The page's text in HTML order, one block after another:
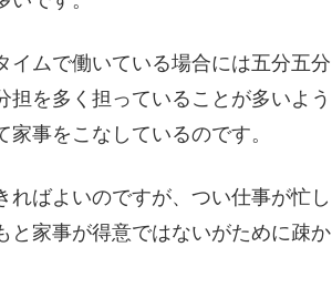
イムで働いている場合には五分五分
を多く担っていることが多いよう
事をこなしているのです。
ればよいのですが、つい仕事が忙し
と家事が得意ではないがために疎か